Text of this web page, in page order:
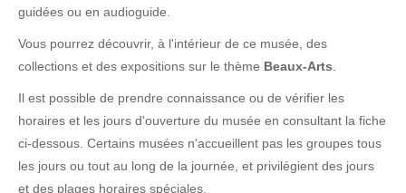
guidées ou en audioguide.
Vous pourrez découvrir, à l'intérieur de ce musée, des
collections et des expositions sur le thème Beaux-Arts
Il est possible de prendre connaissance ou de vérifier les
horaires et les jours d'ouverture du musée en consultant la fiche
ci-dessous. Certains musées n'accueillent pas les groupes tous
les jours ou tout au long de la journée, et privilégient des jours
et des plages horaires spéciales.